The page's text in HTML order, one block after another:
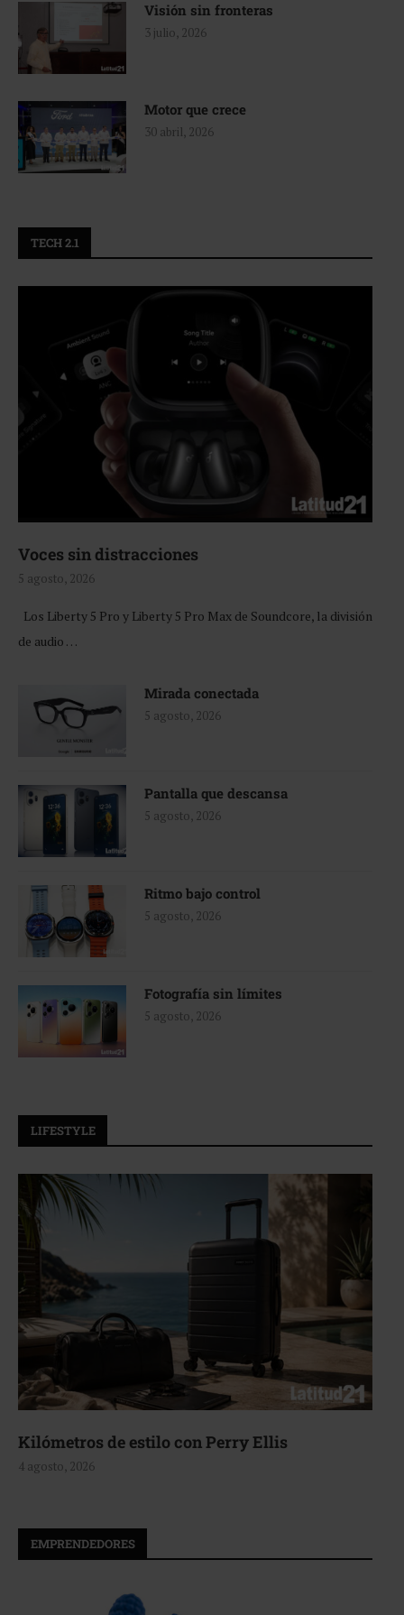
Visión sin fronteras
3 julio, 2026
Motor que crece
30 abril, 2026
TECH 2.1
Voces sin distracciones
5 agosto, 2026
Los Liberty 5 Pro y Liberty 5 Pro Max de Soundcore, la división
de audio …
Mirada conectada
5 agosto, 2026
Pantalla que descansa
5 agosto, 2026
Ritmo bajo control
5 agosto, 2026
Fotografía sin límites
5 agosto, 2026
LIFESTYLE
Aerie, texturas que fluyen
4 agosto, 2026
EMPRENDEDORES